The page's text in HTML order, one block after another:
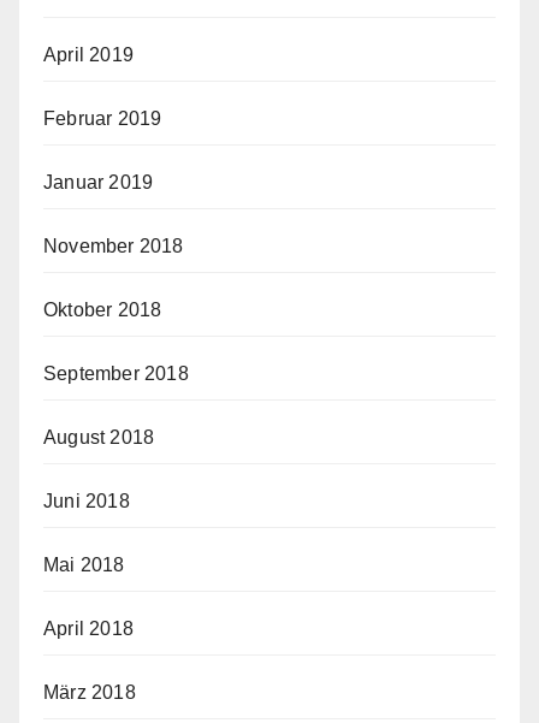
April 2019
Februar 2019
Januar 2019
November 2018
Oktober 2018
September 2018
August 2018
Juni 2018
Mai 2018
April 2018
März 2018